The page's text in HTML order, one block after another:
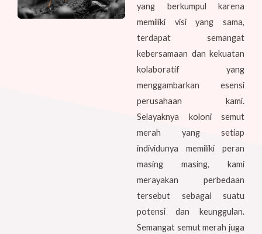
yang berkumpul karena
memiliki visi yang sama,
terdapat semangat
kebersamaan dan kekuatan
kolaboratif yang
menggambarkan esensi
perusahaan kami.
Selayaknya koloni semut
merah yang setiap
individunya memiliki peran
masing masing, kami
merayakan perbedaan
tersebut sebagai suatu
potensi dan keunggulan.
Semangat semut merah juga